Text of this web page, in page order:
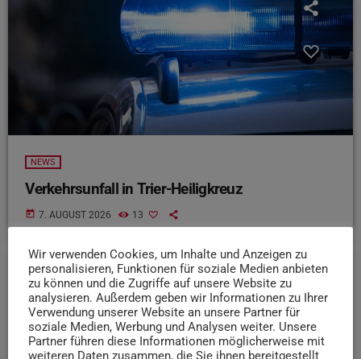
NEWS
Verkehrsunfall in Trier-Heiligkreuz
today 7. AUGUST 2026 13
insert_link
Wir verwenden Cookies, um Inhalte und Anzeigen zu
personalisieren, Funktionen für soziale Medien anbieten
zu können und die Zugriffe auf unsere Website zu
analysieren. Außerdem geben wir Informationen zu Ihrer
Verwendung unserer Website an unsere Partner für
soziale Medien, Werbung und Analysen weiter. Unsere
Partner führen diese Informationen möglicherweise mit
weiteren Daten zusammen, die Sie ihnen bereitgestellt